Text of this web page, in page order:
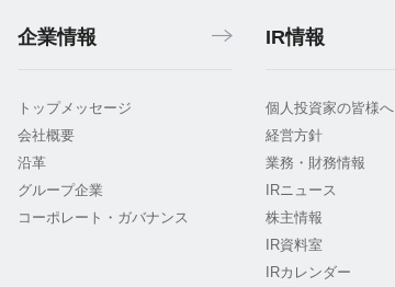
企業情報
トップメッセージ
会社概要
沿革
グループ企業
コーポレート・ガバナンス
IR情報
個人投資家の皆様へ
経営方針
業務・財務情報
IRニュース
株主情報
IR資料室
IRカレンダー